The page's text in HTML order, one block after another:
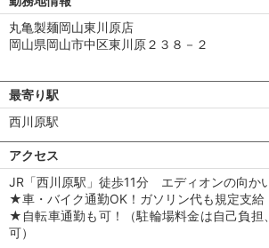
丸亀製麺岡山東川原店
岡山県岡山市中区東川原２３８－２
最寄り駅
西川原駅
アクセス
JR「西川原駅」徒歩11分 エディオンの向か
★車・バイク通勤OK！ガソリン代も規定支給
★自転車通勤も可！（駐輪場料金は自己負担
可）